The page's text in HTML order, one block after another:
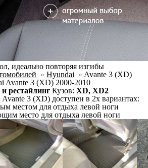
идеально повторяя изгибы
» Hyundai » Avante 3 (XD)
Avante 3 (XD) 2000-2010
рестайлинг Кузов: XD, XD2
3 (XD) доступен в 2х вариантах:
местом для отдыха левой ноги
место для отдыха левой ноги